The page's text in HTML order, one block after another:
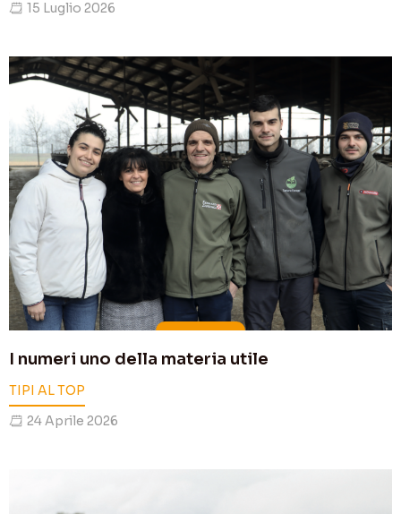
15 Luglio 2026
I numeri uno della materia utile
TIPI AL TOP
24 Aprile 2026